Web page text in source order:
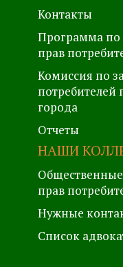
Контакты
Программа по
прав
Комиссия по
города
Отчеты
НАШИ
прав
Нужные
Список